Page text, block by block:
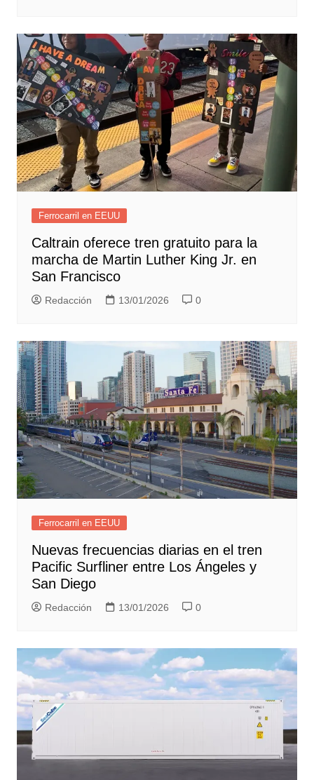
Ferrocarril en EEUU
Caltrain oferece tren gratuito para la
marcha de Martin Luther King Jr. en
San Francisco
Redacción 13/01/2026 0
Ferrocarril en EEUU
Nuevas frecuencias diarias en el tren
Pacific Surfliner entre Los Ángeles y
San Diego
Redacción 13/01/2026 0